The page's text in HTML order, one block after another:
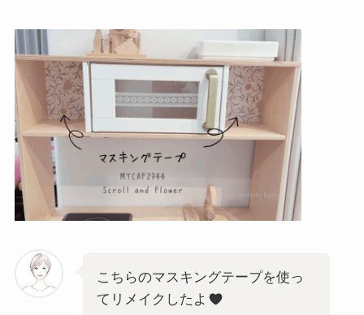
こちらのマスキングテープを使っ
てリメイクしたよ